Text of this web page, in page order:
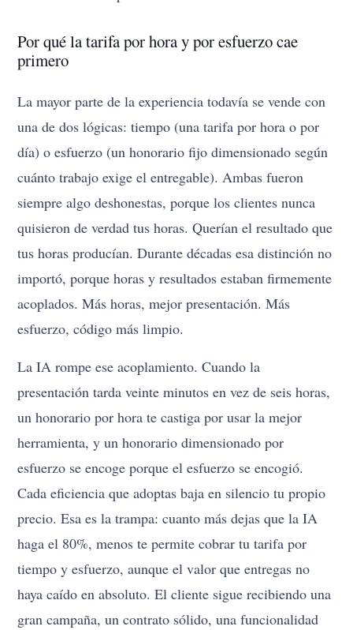
Por qué la tarifa por hora y por esfuerzo cae
primero
La mayor parte de la experiencia todavía se vende con
una de dos lógicas: tiempo (una tarifa por hora o por
día) o esfuerzo (un honorario fijo dimensionado según
cuánto trabajo exige el entregable). Ambas fueron
siempre algo deshonestas, porque los clientes nunca
quisieron de verdad tus horas. Querían el resultado que
tus horas producían. Durante décadas esa distinción no
importó, porque horas y resultados estaban firmemente
acoplados. Más horas, mejor presentación. Más
esfuerzo, código más limpio.
La IA rompe ese acoplamiento. Cuando la
presentación tarda veinte minutos en vez de seis horas,
un honorario por hora te castiga por usar la mejor
herramienta, y un honorario dimensionado por
esfuerzo se encoge porque el esfuerzo se encogió.
Cada eficiencia que adoptas baja en silencio tu propio
precio. Esa es la trampa: cuanto más dejas que la IA
haga el 80%, menos te permite cobrar tu tarifa por
tiempo y esfuerzo, aunque el valor que entregas no
haya caído en absoluto. El cliente sigue recibiendo una
gran campaña, un contrato sólido, una funcionalidad